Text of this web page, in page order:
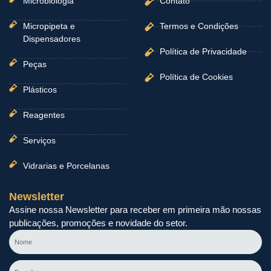
Micropipeta e
Dispensadores
Peças
Plásticos
Reagentes
Serviços
Vidrarias e Porcelanas
Termos e Condições
Política de Privacidade
Política de Cookies
Newsletter
Assine nossa Newsletter para receber em primeira mão nossas
publicações, promoções e novidade do setor.
Nome
E-